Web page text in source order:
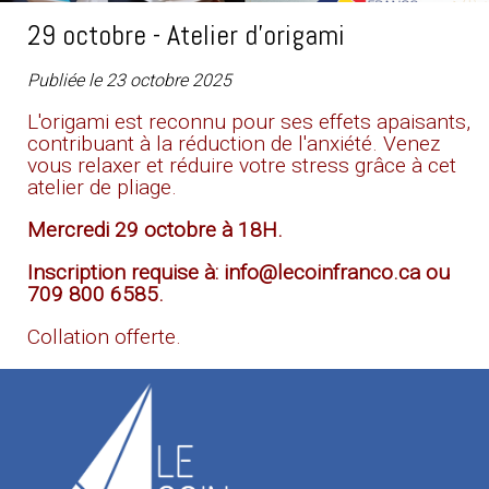
29 octobre - Atelier d'origami
Publiée le 23 octobre 2025
L'origami est reconnu pour ses effets apaisants,
contribuant à la réduction de l'anxiété. Venez
vous relaxer et réduire votre stress grâce à cet
atelier de pliage.
Mercredi 29 octobre à 18H.
Inscription requise à: info@lecoinfranco.ca ou
709 800 6585.
Collation offerte.